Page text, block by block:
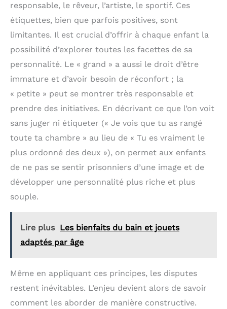
d'association d'idées ou il
réponse en donnant des
indices, ce jeu est fait
pour vous.
APPRENDRE ET À JOUER :
Grâce aux différents
modes de jeu à la
difficulté croissante,
apprendre. Les parties
durent environ 15
minutes, ce qui permet
de jouer facilement
plusieurs parties de suite
afin de s'améliorer. Cela
permet aussi de
mesure comment pense
son partenaire pour
augmenter les chances
être choisi avec soin afin de progresser
efficacement sans gaspiller de précieuses occasions
mots présents sur la table peuvent cacher vos
informateurs, mais aussi de dangereux Assassins.
Une mauvaise interprétation peut mettre fin
immédiatement à la mission : dialogue, intuition et
ensemble.
JEU DE DÉDUCTION RAPIDE ET
COMPLICE – Accessible dès 11 ans et jouable en
pour les couples, amis ou familles recherchant un
jeu coopératif compact, malin et fondé sur la
communication et l’association d’idées.
responsable, le rêveur, l’artiste, le sportif. Ces
étiquettes, bien que parfois positives, sont
limitantes. Il est crucial d’offrir à chaque enfant la
possibilité d’explorer toutes les facettes de sa
personnalité. Le « grand » a aussi le droit d’être
immature et d’avoir besoin de réconfort ; la
« petite » peut se montrer très responsable et
prendre des initiatives. En décrivant ce que l’on voit
sans juger ni étiqueter (« Je vois que tu as rangé
toute ta chambre » au lieu de « Tu es vraiment le
plus ordonné des deux »), on permet aux enfants
de ne pas se sentir prisonniers d’une image et de
développer une personnalité plus riche et plus
souple.
Lire plus Les bienfaits du bain et jouets
adaptés par âge
Même en appliquant ces principes, les disputes
restent inévitables. L’enjeu devient alors de savoir
comment les aborder de manière constructive.